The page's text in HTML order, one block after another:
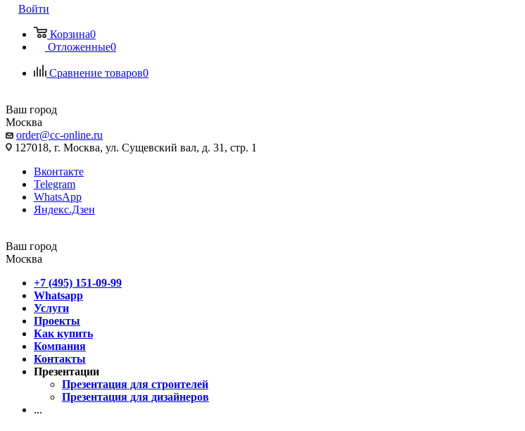
Войти
Корзина0
Отложенные0
Сравнение товаров0
Ваш город
Москва
order@cc-online.ru
127018, г. Москва, ул. Сущевский вал, д. 31, стр. 1
Вконтакте
Telegram
WhatsApp
Яндекс.Дзен
Ваш город
Москва
+7 (495) 151-09-99
Whatsapp
Услуги
Проекты
Как купить
Компания
Контакты
Презентации
Презентация для строителей
Презентация для дизайнеров
...